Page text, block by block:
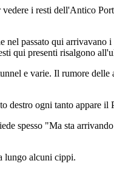
i resti dell'Antico
passato qui
qui presenti risalgono
e varie. Il rumore
ogni tanto appare
spesso "Ma sta
lungo alcuni cippi.